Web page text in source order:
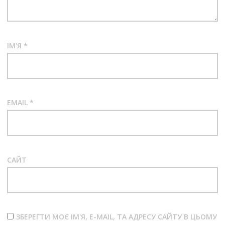
ІМ'Я *
EMAIL *
САЙТ
ЗБЕРЕГТИ МОЄ ІМ'Я, E-MAIL, ТА АДРЕСУ САЙТУ В ЦЬОМУ